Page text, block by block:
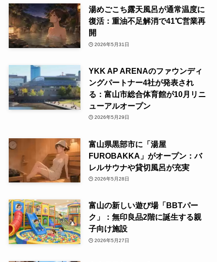
湯めごこち露天風呂が通常温度に
復活：重油不足解消で41℃営業再
開
2026年5月31日
YKK AP ARENAのファウンディ
ングパートナー4社が発表され
る：富山市総合体育館が10月リニ
ューアルオープン
2026年5月29日
富山県黒部市に「湯屋
FUROBAKKA」がオープン：バ
レルサウナや貸切風呂が充実
2026年5月28日
富山の新しい遊び場「BBTパー
ク」：無印良品2階に誕生する親
子向け施設
2026年5月27日